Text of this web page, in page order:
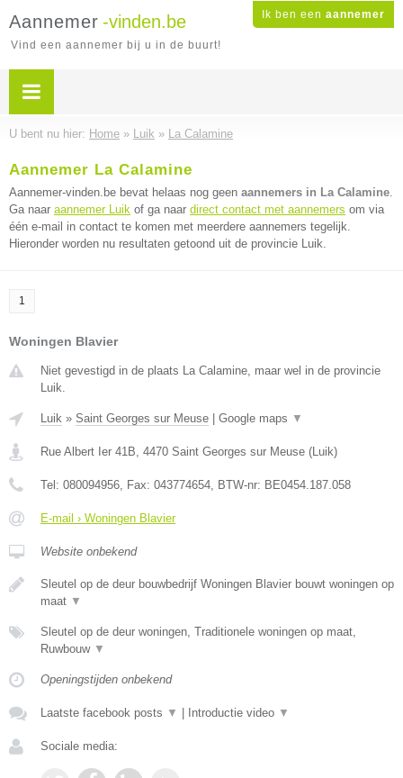
Ik ben een aannemer
Aannemer -vinden.be
Vind een aannemer bij u in de buurt!
U bent nu hier: Home » Luik » La Calamine
Aannemer La Calamine
Aannemer-vinden.be bevat helaas nog geen aannemers in La Calamine.
Ga naar aannemer Luik of ga naar direct contact met aannemers om via
één e-mail in contact te komen met meerdere aannemers tegelijk.
Hieronder worden nu resultaten getoond uit de provincie Luik.
1
Woningen Blavier
Niet gevestigd in de plaats La Calamine, maar wel in de provincie
Luik.
Luik » Saint Georges sur Meuse Google maps ▼
Rue Albert Ier 41B, 4470 Saint Georges sur Meuse (Luik)
Tel: 080094956, Fax: 043774654, BTW-nr: BE0454.187.058
E-mail › Woningen Blavier
Website onbekend
Sleutel op de deur bouwbedrijf Woningen Blavier bouwt woningen op
maat ▼
Sleutel op de deur woningen, Traditionele woningen op maat,
Ruwbouw ▼
Openingstijden onbekend
Laatste facebook posts ▼ Introductie video ▼
Sociale media: